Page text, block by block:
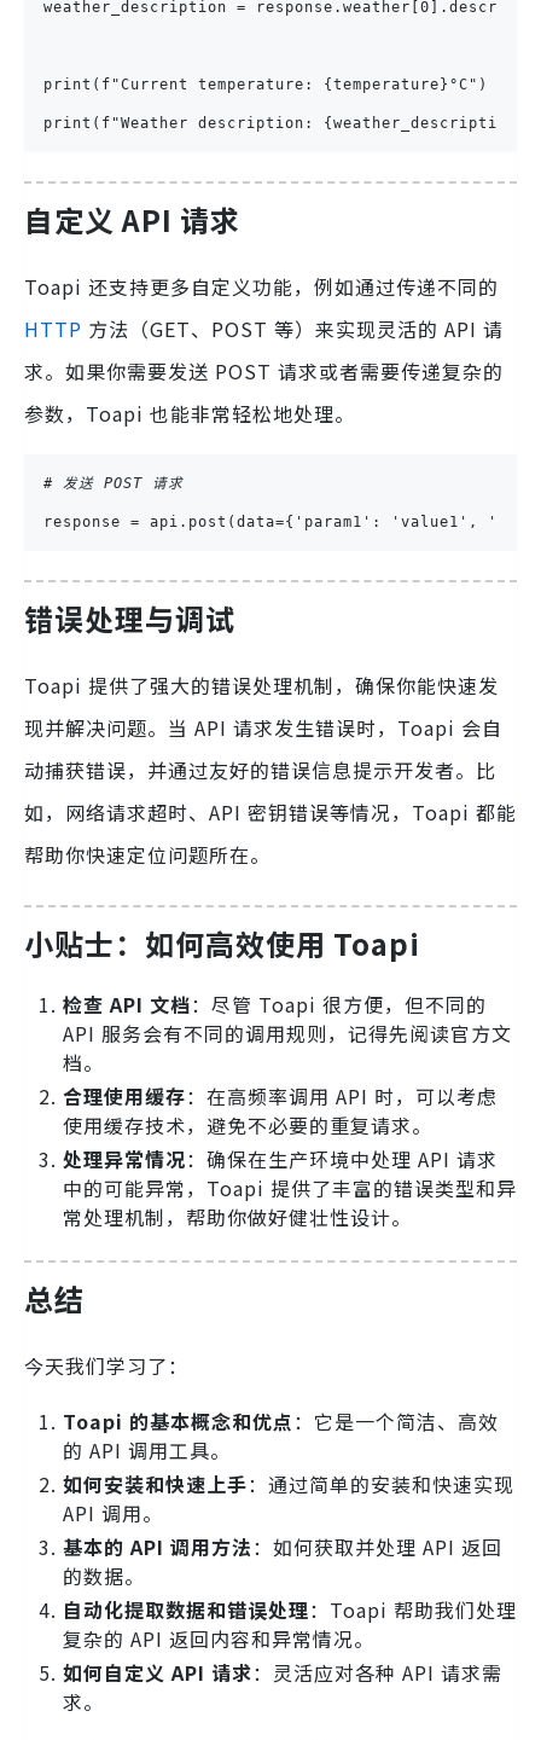
weather_description =
print(f"Current temperature: {temperature}°C")
print(f"Weather description:
自定义 API 请求
Toapi 还支持更多自定义功能，例如通过传递不同的
HTTP 方法（GET、POST 等）来实现灵活的 API 请
求。如果你需要发送 POST 请求或者需要传递复杂的
参数，Toapi 也能非常轻松地处理。
# 发送 POST 请求
response = api.post(data={'param1': 'value1',
错误处理与调试
Toapi 提供了强大的错误处理机制，确保你能快速发
现并解决问题。当 API 请求发生错误时，Toapi 会自
动捕获错误，并通过友好的错误信息提示开发者。比
如，网络请求超时、API 密钥错误等情况，Toapi 都能
帮助你快速定位问题所在。
小贴士：如何高效使用 Toapi
检查 API 文档：尽管 Toapi 很方便，但不同的
API 服务会有不同的调用规则，记得先阅读官方文
档。
合理使用缓存：在高频率调用 API 时，可以考虑
使用缓存技术，避免不必要的重复请求。
处理异常情况：确保在生产环境中处理 API 请求
中的可能异常，Toapi 提供了丰富的错误类型和异
常处理机制，帮助你做好健壮性设计。
总结
今天我们学习了：
Toapi 的基本概念和优点：它是一个简洁、高效
的 API 调用工具。
如何安装和快速上手：通过简单的安装和快速实现
API 调用。
基本的 API 调用方法：如何获取并处理 API 返回
的数据。
自动化提取数据和错误处理：Toapi 帮助我们处理
复杂的 API 返回内容和异常情况。
如何自定义 API 请求：灵活应对各种 API 请求需
求。